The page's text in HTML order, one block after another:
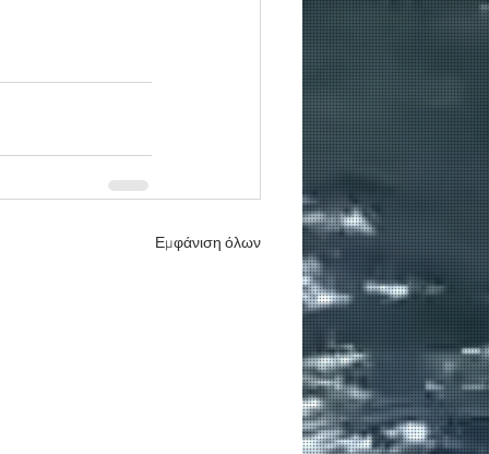
Εμφάνιση όλων